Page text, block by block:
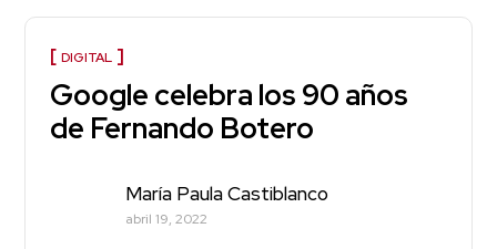
DIGITAL
Google celebra los 90 años
de Fernando Botero
María Paula Castiblanco
abril 19, 2022